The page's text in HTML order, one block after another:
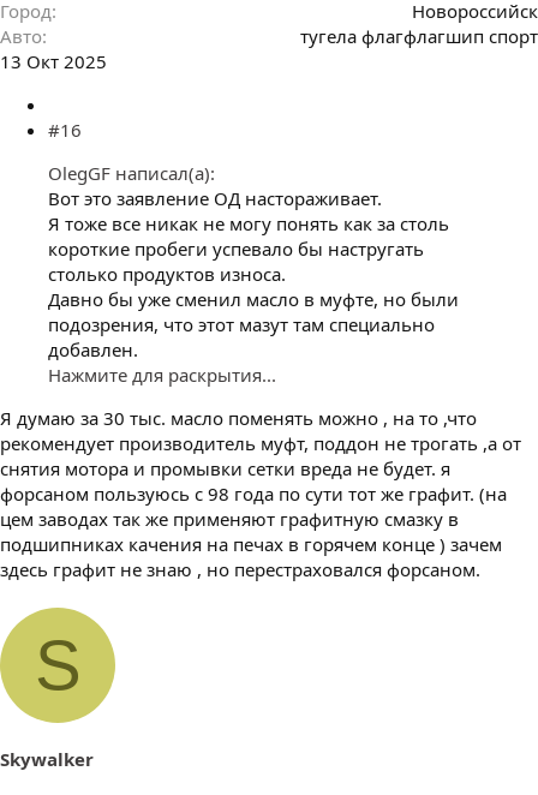
Город
Новороссийск
Авто
тугела флагфлагшип спорт
13 Окт 2025
#16
OlegGF написал(а):
Вот это заявление ОД настораживает.
Я тоже все никак не могу понять как за столь
короткие пробеги успевало бы настругать
столько продуктов износа.
Давно бы уже сменил масло в муфте, но были
подозрения, что этот мазут там специально
добавлен.
Нажмите для раскрытия...
Я думаю за 30 тыс. масло поменять можно , на то ,что
рекомендует производитель муфт, поддон не трогать ,а от
снятия мотора и промывки сетки вреда не будет. я
форсаном пользуюсь с 98 года по сути тот же графит. (на
цем заводах так же применяют графитную смазку в
подшипниках качения на печах в горячем конце ) зачем
здесь графит не знаю , но перестраховался форсаном.
S
Skywalker